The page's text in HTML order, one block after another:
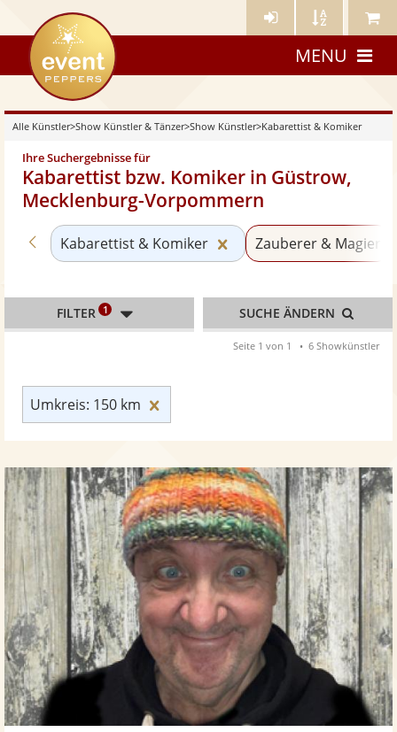
Künstler- Künstler Meine
eventpeppers
MENU
Alle Künstler>Show Künstler & Tänzer>Show Künstler>Kabarettist & Komiker
Ihre Suchergebnisse für
Kabarettist bzw. Komiker in Güstrow,
Mecklenburg-Vorpommern
Zurück zu «Show Künstler»
Kabarettist & Komiker Kategorie «Kabarettist
Zauberer & Magier
Umkreis: 150 km
FILTER 1 SUCHE ÄNDERN
Seite 1 von 1 6 Showkünstler